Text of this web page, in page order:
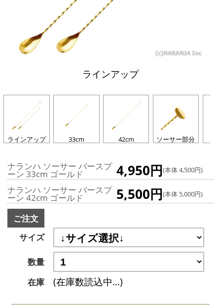
ラインアップ
ラインアップ 33cm 42cm ソーサー部分
ナランハ ソーサー バースプ
ーン 33cm ゴールド 4,950円(本体 4,500円)
ナランハ ソーサー バースプ
ーン 42cm ゴールド 5,500円(本体 5,000円)
ご注文
サイズ
数量
在庫
(在庫数読込中...)